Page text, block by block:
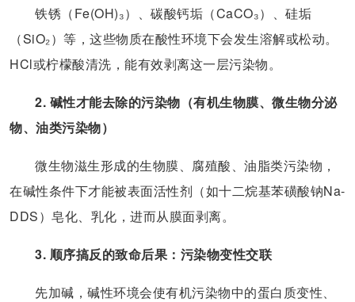
铁锈（Fe(OH)₃）、碳酸钙垢（CaCO₃）、硅垢
（SiO₂）等，这些物质在酸性环境下会发生溶解或松动。
HCl或柠檬酸清洗，能有效剥离这一层污染物。
2. 碱性才能去除的污染物（有机生物膜、微生物分泌
物、油类污染物）
微生物滋生形成的生物膜、腐殖酸、油脂类污染物，
在碱性条件下才能被表面活性剂（如十二烷基苯磺酸钠Na-
DDS）皂化、乳化，进而从膜面剥离。
3. 顺序搞反的致命后果：污染物变性交联
先加碱，碱性环境会使有机污染物中的蛋白质变性、